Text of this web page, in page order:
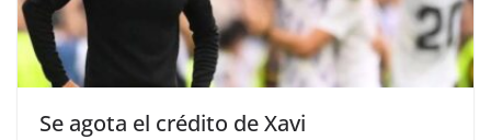
Se agota el crédito de Xavi